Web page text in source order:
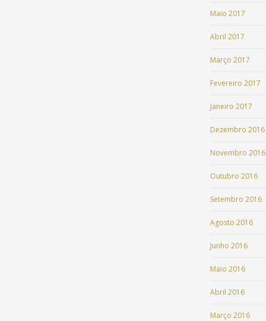
Maio 2017
Abril 2017
Março 2017
Fevereiro 2017
Janeiro 2017
Dezembro 2016
Novembro 2016
Outubro 2016
Setembro 2016
Agosto 2016
Junho 2016
Maio 2016
Abril 2016
Março 2016